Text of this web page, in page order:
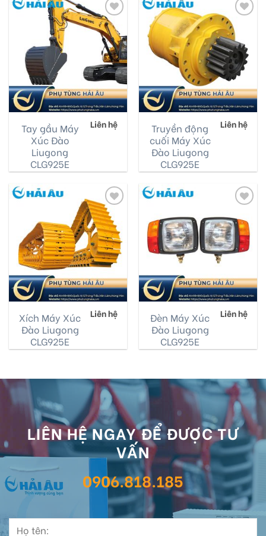
Add
to
wishlist
Tay gầu Máy
Xúc Đào
Liugong
CLG925E
Liên hệ
to
wishlist
Truyền động
cuối Máy Xúc
Đào Liugong
CLG925E
Liên hệ
Add
to
wishlist
Xích Máy Xúc
Đào Liugong
CLG925E
Liên hệ
to
wishlist
Đèn Máy Xúc
Đào Liugong
CLG925E
Liên hệ
LIÊN HỆ NGAY ĐỂ ĐƯỢC TƯ
VẤN
0906.818.185